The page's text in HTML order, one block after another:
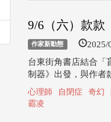
9/6（六）款款
作家新動態 2025/
台東街角書店結合「
制器》出發，與作者
心理師 自閉症 奇幻
霸凌